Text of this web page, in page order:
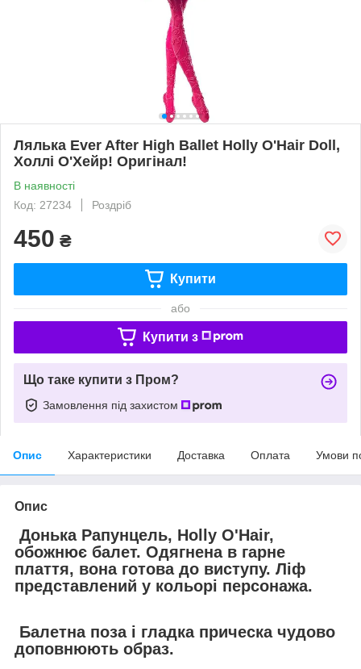
Лялька Ever After High Ballet Holly O'Hair Doll,
Холлі О'Хейр! Оригінал!
В наявності
Код: 27234
Роздріб
450 ₴
Купити
або
Купити з
Що таке купити з Пром?
Замовлення під захистом
Опис Характеристики Доставка Оплата Умови
Опис
Донька Рапунцель, Holly O'Hair,
обожнює балет. Одягнена в гарне
плаття, вона готова до виступу. Ліф
представлений у кольорі персонажа.
Балетна поза і гладка прическа чудово
доповнюють образ.